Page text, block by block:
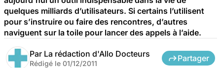
quelques milliards d’utilisateurs. Si certains l’utilisent
pour s’instruire ou faire des rencontres, d’autres
naviguent sur la toile pour lancer des appels à l’aide.
Par La rédaction d'Allo Docteurs
Rédigé le 01/12/2011
Partager